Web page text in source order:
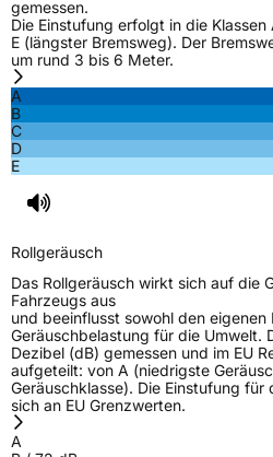
gemessen.
Die Einstufung erfolgt in die
E (längster Bremsweg). Der
um rund 3 bis 6 Meter.
A
B
C
D
E
Rollgeräusch
Das Rollgeräusch wirkt sich auf die
Fahrzeugs aus
und beeinflusst sowohl den
Geräuschbelastung für die Umwelt.
Dezibel (dB) gemessen und im EU
aufgeteilt: von A (niedrigste
Geräuschklasse). Die Einstufung für
sich an EU Grenzwerten.
A